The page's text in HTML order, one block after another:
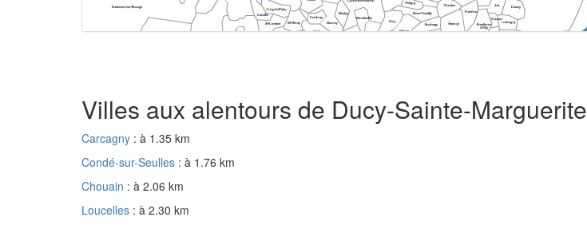
Villes aux alentours de Ducy-Sainte-Marguerite
Carcagny : à 1.35 km
Condé-sur-Seulles : à 1.76 km
Chouain : à 2.06 km
Loucelles : à 2.30 km